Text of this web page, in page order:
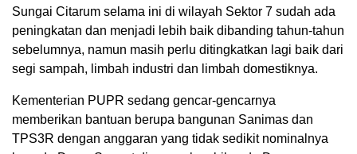
Sungai Citarum selama ini di wilayah Sektor 7 sudah ada
peningkatan dan menjadi lebih baik dibanding tahun-tahun
sebelumnya, namun masih perlu ditingkatkan lagi baik dari
segi sampah, limbah industri dan limbah domestiknya.
Kementerian PUPR sedang gencar-gencarnya
memberikan bantuan berupa bangunan Sanimas dan
TPS3R dengan anggaran yang tidak sedikit nominalnya